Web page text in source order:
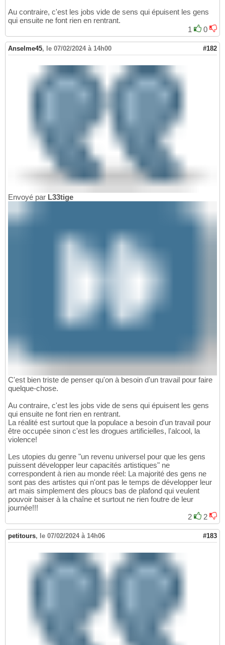
Au contraire, c'est les jobs vide de sens qui épuisent les gens
qui ensuite ne font rien en rentrant.
1
0
Anselme45, le 07/02/2024 à 14h00 #182
Envoyé par L33tige
C'est bien triste de penser qu'on à besoin d'un travail pour faire
quelque-chose.
Au contraire, c'est les jobs vide de sens qui épuisent les gens
qui ensuite ne font rien en rentrant.
La réalité est surtout que la populace a besoin d'un travail pour
être occupée sinon c'est les drogues artificielles, l'alcool, la
violence!
Les utopies du genre "un revenu universel pour que les gens
puissent développer leur capacités artistiques" ne
correspondent à rien au monde réel: La majorité des gens ne
sont pas des artistes qui n'ont pas le temps de développer leur
art mais simplement des ploucs bas de plafond qui veulent
pouvoir baiser à la chaîne et surtout ne rien foutre de leur
journée!!!
2
2
petitours, le 07/02/2024 à 14h06 #183